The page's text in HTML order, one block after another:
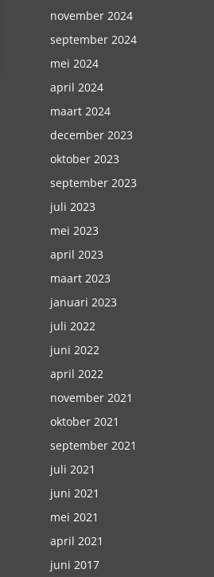
november 2024
september 2024
mei 2024
april 2024
maart 2024
december 2023
oktober 2023
september 2023
juli 2023
mei 2023
april 2023
maart 2023
januari 2023
juli 2022
juni 2022
april 2022
november 2021
oktober 2021
september 2021
juli 2021
juni 2021
mei 2021
april 2021
juni 2017